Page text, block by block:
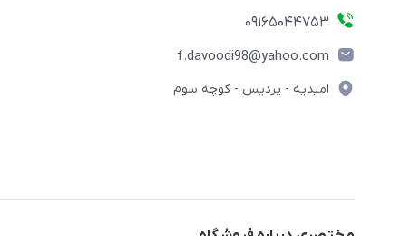
09165044753
f.davoodi98@yahoo.com
امیدیه - پردیس - کوچه سوم